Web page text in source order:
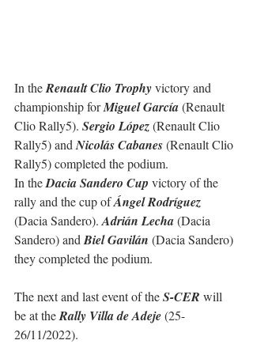
In the Renault Clio Trophy victory and
championship for Miguel García (Renault
Clio Rally5). Sergio López (Renault Clio
Rally5) and Nicolás Cabanes (Renault Clio
Rally5) completed the podium.
In the Dacia Sandero Cup victory of the
rally and the cup of Ángel Rodríguez
(Dacia Sandero). Adrián Lecha (Dacia
Sandero) and Biel Gavilán (Dacia Sandero)
they completed the podium.
The next and last event of the S-CER will
be at the Rally Villa de Adeje (25-
26/11/2022).